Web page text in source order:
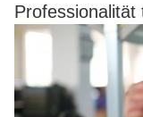
Professionalität